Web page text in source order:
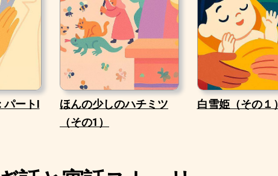
パートI
ほんの少しのハチミツ
（その1）
白雪姫（その１）